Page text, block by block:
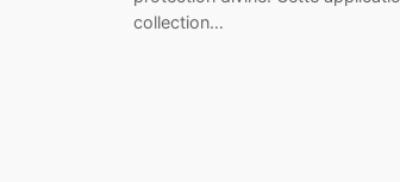
collection…